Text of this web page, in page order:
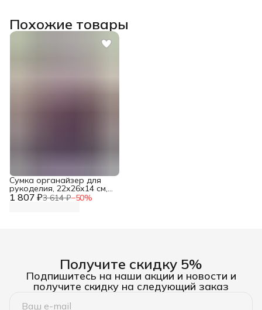
Похожие товары
1 807 ₽3 614 ₽−50%
Сумка органайзер для
рукоделия, 22х26х14 см,
Hobby&Pro
Получите скидку 5%
Подпишитесь на наши акции и новости и
получите скидку на следующий заказ